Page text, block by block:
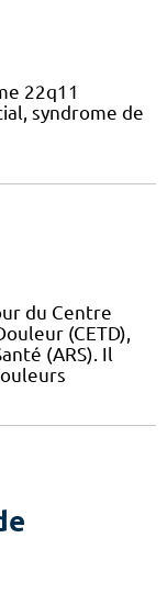
22q11
syndrome de
du Centre
(CETD),
(ARS). Il